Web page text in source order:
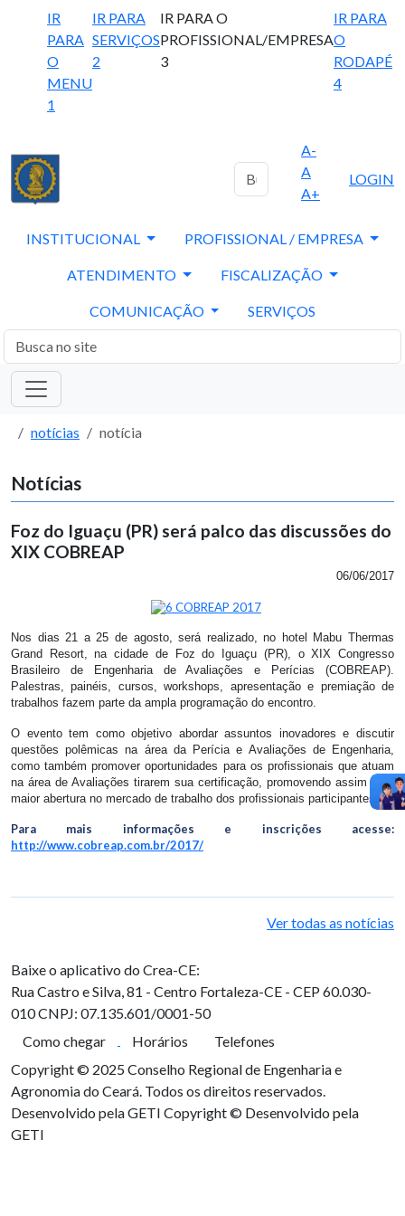
IR
PARA
O
MENU
1
IR PARA
SERVIÇOS
2
IR PARA O
PROFISSIONAL/EMPRESA
3
IR PARA
O
RODAPÉ
4
A-
A
A+
LOGIN
INSTITUCIONAL PROFISSIONAL / EMPRESA
ATENDIMENTO FISCALIZAÇÃO
COMUNICAÇÃO SERVIÇOS
notícias notícia
Notícias
Foz do Iguaçu (PR) será palco das discussões do
XIX COBREAP
06/06/2017
Nos dias 21 a 25 de agosto, será realizado, no hotel Mabu Thermas
Grand Resort, na cidade de Foz do Iguaçu (PR), o XIX Congresso
Brasileiro de Engenharia de Avaliações e Perícias (COBREAP).
Palestras, painéis, cursos, workshops, apresentação e premiação de
trabalhos fazem parte da ampla programação do encontro.
O evento tem como objetivo abordar assuntos inovadores e discutir
questões polêmicas na área da Perícia e Avaliações de Engenharia,
como também promover oportunidades para os profissionais que atuam
na área de Avaliações tirarem sua certificação, promovendo assim uma
maior abertura no mercado de trabalho dos profissionais participantes.
Para mais informações e inscrições acesse:
http://www.cobreap.com.br/2017/
Ver todas as notícias
Baixe o aplicativo do Crea-CE:
Rua Castro e Silva, 81 - Centro Fortaleza-CE - CEP 60.030-
010CNPJ: 07.135.601/0001-50
Como chegar
Horários
Telefones
Copyright © 2025 Conselho Regional de Engenharia e
Agronomia do Ceará. Todos os direitos reservados.
Desenvolvido pela GETI Copyright © Desenvolvido pela
GETI